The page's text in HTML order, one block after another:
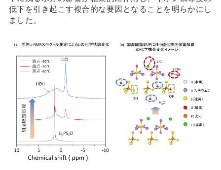
低下を引き起こす複合的な要因となることを明らかにし
ました。